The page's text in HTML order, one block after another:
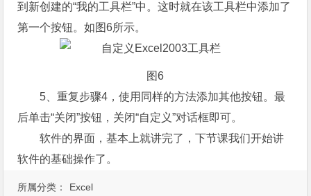
到新创建的“我的工具栏”中。这时就在该工具栏中添加了
第一个按钮。如图6所示。
图6
5、重复步骤4，使用同样的方法添加其他按钮。最
后单击“关闭”按钮，关闭“自定义”对话框即可。
软件的界面，基本上就讲完了，下节课我们开始讲
软件的基础操作了。
所属分类： Excel